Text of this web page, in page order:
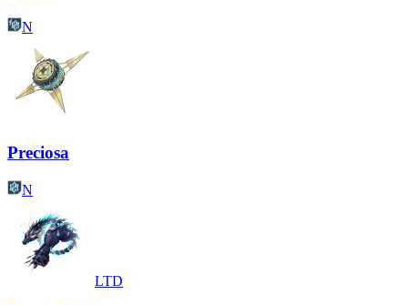
N
Preciosa
N
LTD